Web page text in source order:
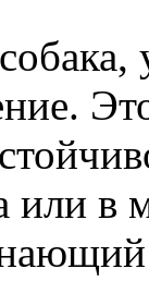
или в